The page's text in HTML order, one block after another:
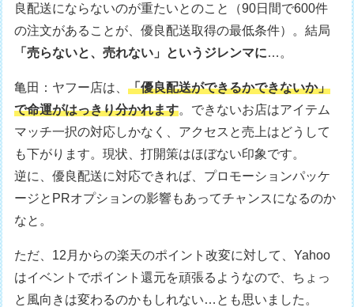
良配送にならないのが重たいとのこと（90日間で600件
の注文があることが、優良配送取得の最低条件）。結局
「売らないと、売れない」というジレンマに…。
亀田：ヤフー店は、「優良配送ができるかできないか」
で命運がはっきり分かれます。できないお店はアイテム
マッチ一択の対応しかなく、アクセスと売上はどうして
も下がります。現状、打開策はほぼない印象です。
逆に、優良配送に対応できれば、プロモーションパッケ
ージとPRオプションの影響もあってチャンスになるのか
なと。
ただ、12月からの楽天のポイント改変に対して、Yahoo
はイベントでポイント還元を頑張るようなので、ちょっ
と風向きは変わるのかもしれない…とも思いました。